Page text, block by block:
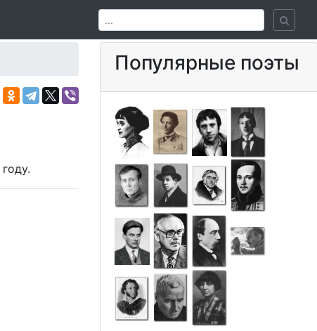
году.
Популярные поэты